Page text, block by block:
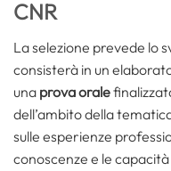
CNR
La selezione prevede lo
consisterà in un
una prova orale
dell’ambito della
sulle esperienze
conoscenze e le